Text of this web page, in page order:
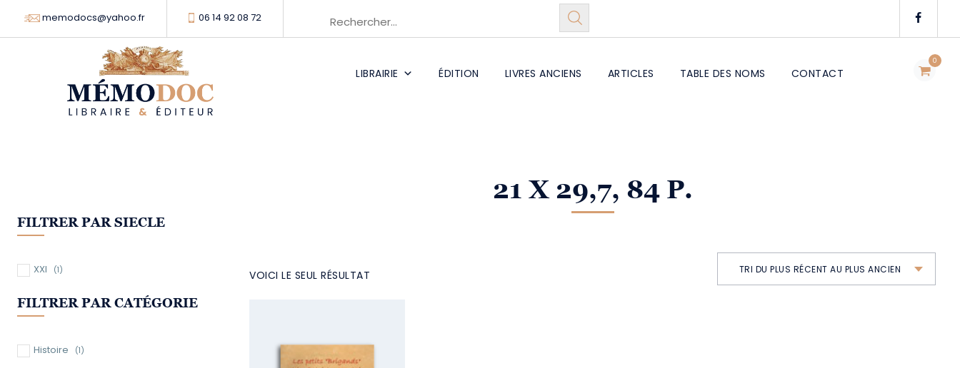
memodocs@yahoo.fr 06 14 92 08 72
0
LIBRAIRIE ÉDITION LIVRES ANCIENS ARTICLES TABLE DES NOMS CONTACT
21 X 29,7, 84 P.
VOICI LE SEUL RÉSULTAT TRI DU PLUS RÉCENT AU PLUS ANCIEN
FILTRER PAR SIECLE
XXI (1)
FILTRER PAR CATÉGORIE
Histoire (1)